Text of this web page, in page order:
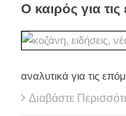
Ο καιρός για
αναλυτικά για τις
Διαβάστε